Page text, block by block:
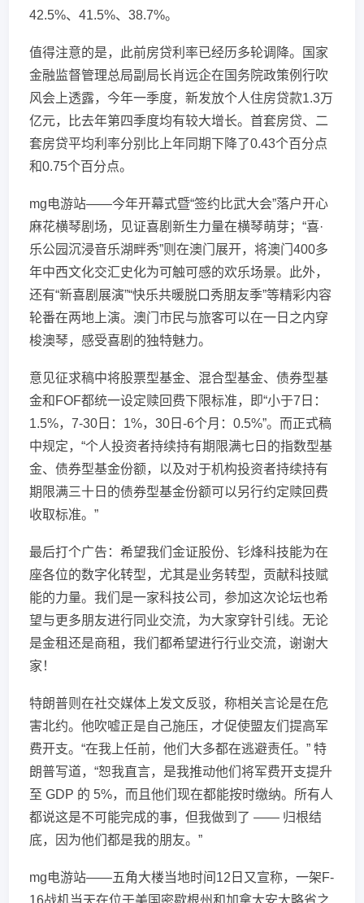
42.5%、41.5%、38.7%。
值得注意的是，此前房贷利率已经历多轮调降。国家
金融监督管理总局副局长肖远企在国务院政策例行吹
风会上透露，今年一季度，新发放个人住房贷款1.3万
亿元，比去年第四季度均有较大增长。首套房贷、二
套房贷平均利率分别比上年同期下降了0.43个百分点
和0.75个百分点。
mg电游站——今年开幕式暨“签约比武大会”落户开心
麻花横琴剧场，见证喜剧新生力量在横琴萌芽；“喜·
乐公园沉浸音乐湖畔秀”则在澳门展开，将澳门400多
年中西文化交汇史化为可触可感的欢乐场景。此外，
还有“新喜剧展演”“快乐共暖脱口秀朋友季”等精彩内容
轮番在两地上演。澳门市民与旅客可以在一日之内穿
梭澳琴，感受喜剧的独特魅力。
意见征求稿中将股票型基金、混合型基金、债券型基
金和FOF都统一设定赎回费下限标准，即“小于7日：
1.5%，7-30日：1%，30日-6个月：0.5%”。而正式稿
中规定，“个人投资者持续持有期限满七日的指数型基
金、债券型基金份额，以及对于机构投资者持续持有
期限满三十日的债券型基金份额可以另行约定赎回费
收取标准。”
最后打个广告：希望我们金证股份、钐烽科技能为在
座各位的数字化转型，尤其是业务转型，贡献科技赋
能的力量。我们是一家科技公司，参加这次论坛也希
望与更多朋友进行同业交流，为大家穿针引线。无论
是金租还是商租，我们都希望进行行业交流，谢谢大
家！
特朗普则在社交媒体上发文反驳，称相关言论是在危
害北约。他吹嘘正是自己施压，才促使盟友们提高军
费开支。“在我上任前，他们大多都在逃避责任。” 特
朗普写道，“恕我直言，是我推动他们将军费开支提升
至 GDP 的 5%，而且他们现在都能按时缴纳。所有人
都说这是不可能完成的事，但我做到了 —— 归根结
底，因为他们都是我的朋友。”
mg电游站——五角大楼当地时间12日又宣称，一架F-
16战机当天在位于美国密歇根州和加拿大安大略省之